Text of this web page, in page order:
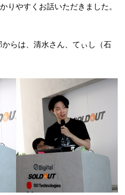
りやすくお話いただきました。
らは、清水さん、てぃし（石